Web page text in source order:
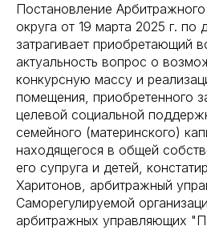
Постановление
округа от 19 марта 2025 г.
затрагивает приобретающий
актуальность вопрос о
конкурсную массу и
помещения, приобретенного
целевой социальной
семейного (материнского)
находящегося в общей
его супруга и детей,
Харитонов, арбитражный
Саморегулируемой
арбитражных управляющих